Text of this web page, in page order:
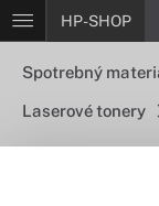
HP-SHOP
Spotrebný
Laserové tonery